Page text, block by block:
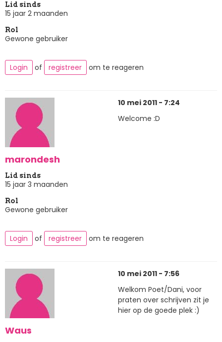
Lid sinds
15 jaar 2 maanden
Rol
Gewone gebruiker
Login of registreer om te reageren
marondesh
Lid sinds
15 jaar 3 maanden
Rol
Gewone gebruiker
10 mei 2011 - 7:24
Welcome :D
Login of registreer om te reageren
Waus
10 mei 2011 - 7:56
Welkom Poet/Dani, voor
praten over schrijven zit je
hier op de goede plek :)